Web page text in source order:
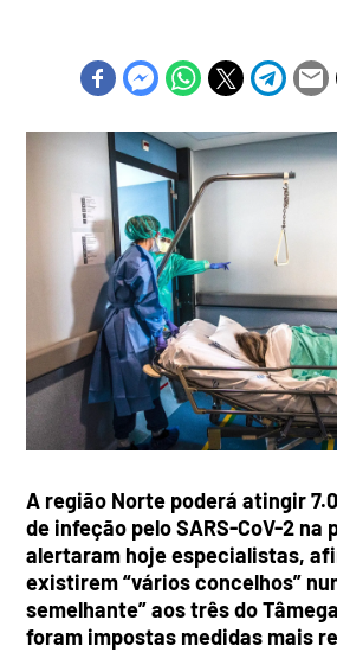
A região Norte poderá atingir
de infeção pelo SARS-CoV-2 na
alertaram hoje especialistas,
existirem “vários concelhos”
semelhante” aos três do
foram impostas medidas mais